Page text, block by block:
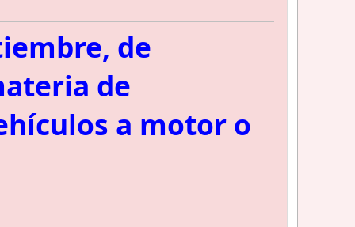
de
de
a motor o